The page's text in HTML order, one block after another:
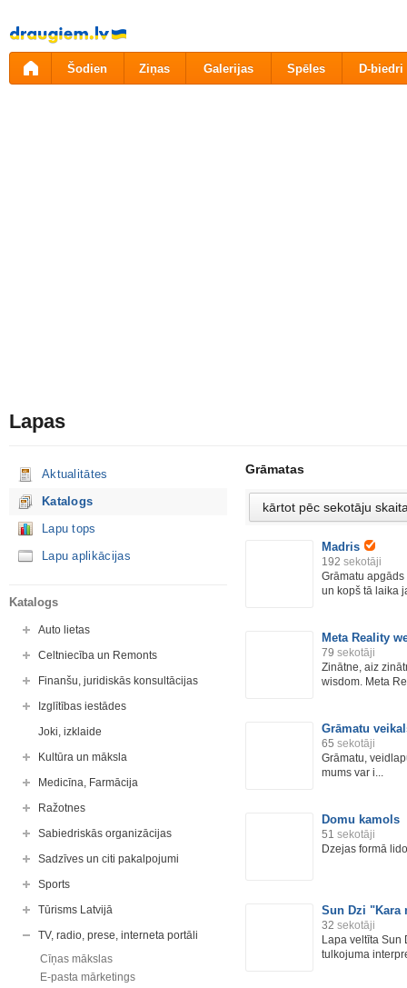
Pāriet
uz
saturu
Šodien Ziņas Galerijas Spēles D-biedri
Lapas
Aktualitātes
Katalogs
Lapu tops
Lapu aplikācijas
Katalogs
Auto lietas
Celtniecība un Remonts
Finanšu, juridiskās konsultācijas
Izglītības iestādes
Joki, izklaide
Kultūra un māksla
Medicīna, Farmācija
Ražotnes
Sabiedriskās organizācijas
Sadzīves un citi pakalpojumi
Sports
Tūrisms Latvijā
TV, radio, prese, interneta portāli
Cīņas mākslas
E-pasta mārketings
Grāmatas
Madris
192 sekotāji
Grāmatu apgāds
un kopš tā laika
Meta Reality
79 sekotāji
Zinātne, aiz
wisdom. Meta
Grāmatu
65 sekotāji
Grāmatu,
mums var i...
Domu kamols
51 sekotāji
Dzejas formā
Sun Dzi "Kara
32 sekotāji
Lapa veltīta Sun
tulkojuma